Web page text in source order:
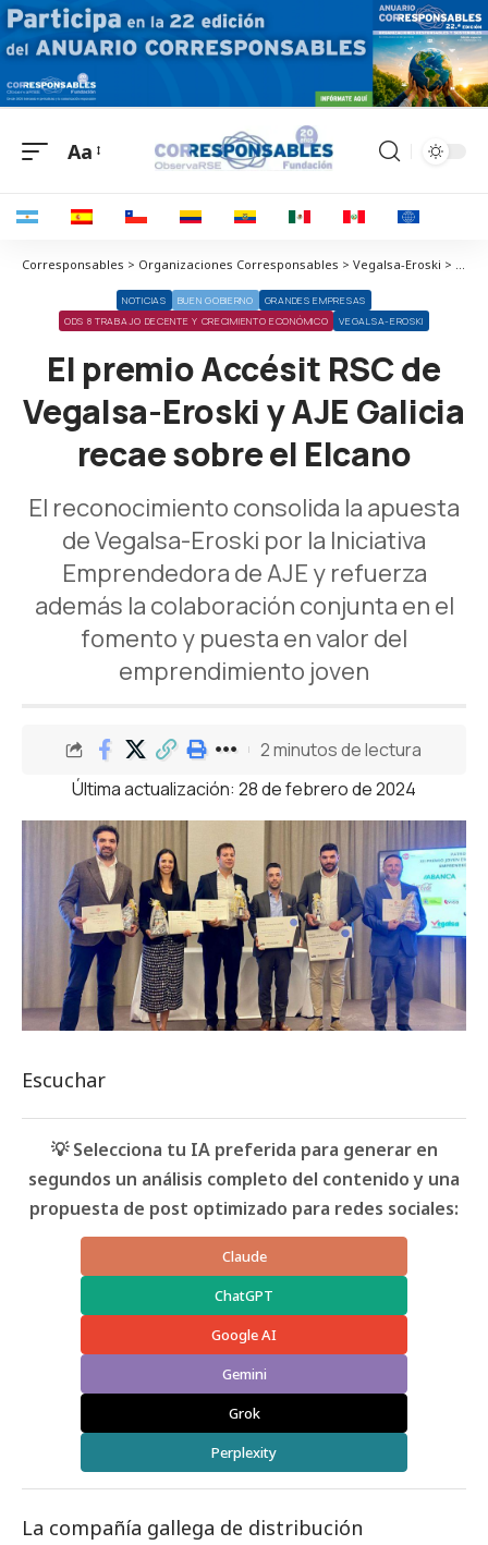
Aa
Corresponsables > Organizaciones Corresponsables > Vegalsa-Eroski > El premio Accésit RSC de Vegalsa-Eroski y AJE Galicia recae sobre el Elcano
NOTICIAS BUEN GOBIERNO
GRANDES EMPRESAS
ODS 8 TRABAJO DECENTE Y CRECIMIENTO ECONÓMICO
VEGALSA-EROSKI
El premio Accésit RSC de
Vegalsa-Eroski y AJE Galicia
recae sobre el Elcano
El reconocimiento consolida la apuesta
de Vegalsa-Eroski por la Iniciativa
Emprendedora de AJE y refuerza
además la colaboración conjunta en el
fomento y puesta en valor del
emprendimiento joven
Última actualización: 28 de febrero de 2024
2 minutos de lectura
Escuchar
💡 Selecciona tu IA preferida para generar en
segundos un análisis completo del contenido y una
propuesta de post optimizado para redes sociales:
Claude
ChatGPT
Google AI
Gemini
Grok
Perplexity
La compañía gallega de distribución